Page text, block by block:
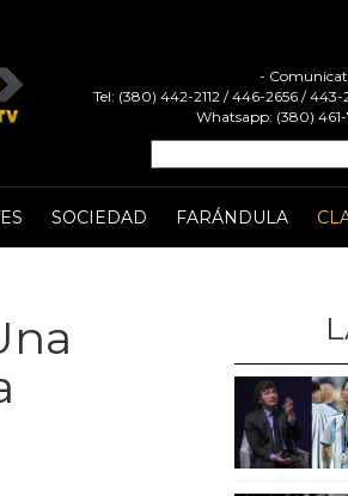
-
Tel: (380) 442-2112 / 446-2656 /
Whatsapp: (380)
SOCIEDAD FARÁNDULA